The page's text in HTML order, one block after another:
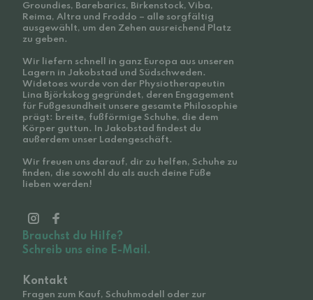
Groundies, Barebarics, Birkenstock, Viba,
Reima, Altra und Froddo – alle sorgfältig
ausgewählt, um den Zehen ausreichend Platz
zu geben.
Wir liefern schnell in ganz Europa aus unseren
Lagern in Jakobstad und Südschweden.
Widetoes wurde von der Physiotherapeutin
Lina Björkskog gegründet, deren Engagement
für Fußgesundheit unsere gesamte Philosophie
prägt: breite, fußförmige Schuhe, die dem
Körper guttun. In Jakobstad findest du
außerdem unser Ladengeschäft.
Wir freuen uns darauf, dir zu helfen, Schuhe zu
finden, die sowohl du als auch deine Füße
lieben werden!
Brauchst du Hilfe?
Schreib uns eine E-Mail.
Kontakt
Fragen zum Kauf, Schuhmodell oder zur